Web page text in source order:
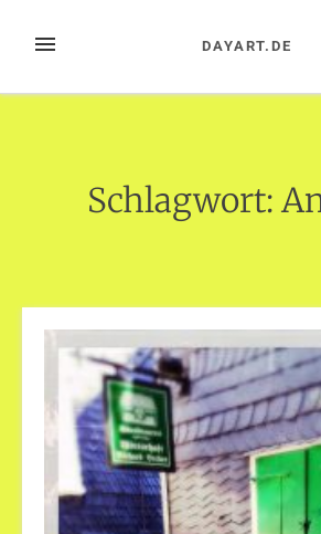
InhaltMENÜ DAYART.DE
Schlagwort: